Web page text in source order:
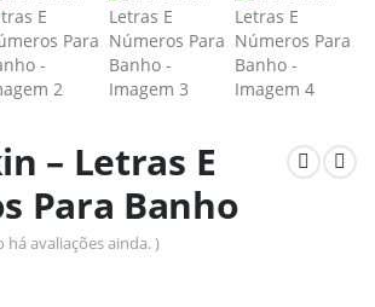
– Letras E
Para Banho
há avaliações ainda. )